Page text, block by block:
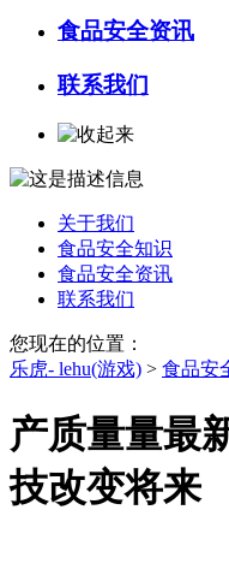
食品安全资讯
联系我们
关于我们
食品安全知识
食品安全资讯
联系我们
您现在的位置：
乐虎- lehu(游戏) > 食品安
产质量量最
技改变将来